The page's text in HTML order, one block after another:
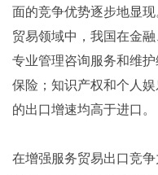
面的竞争优势逐步地显
贸易领域中，我国在金
专业管理咨询服务和维
保险；知识产权和个人
的出口增速均高于进口。
在增强服务贸易出口竞